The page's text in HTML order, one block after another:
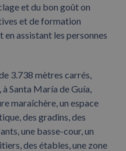
et du bon goût on
et de formation
assistant les personnes
3.738 mètres carrés,
Santa María de Guía,
maraîchère, un espace
des gradins, des
une basse-cour, un
des étables, une zone